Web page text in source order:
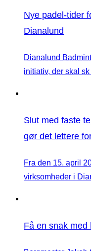
Nye padel-tider
Dianalund
Dianalund
initiativ, der skal sk
Slut med faste
gør det lettere
Fra den 15. april
virksomheder i
Få en snak med